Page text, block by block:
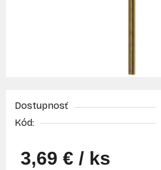
Dostupnosť
Kód:
3,69 € / ks